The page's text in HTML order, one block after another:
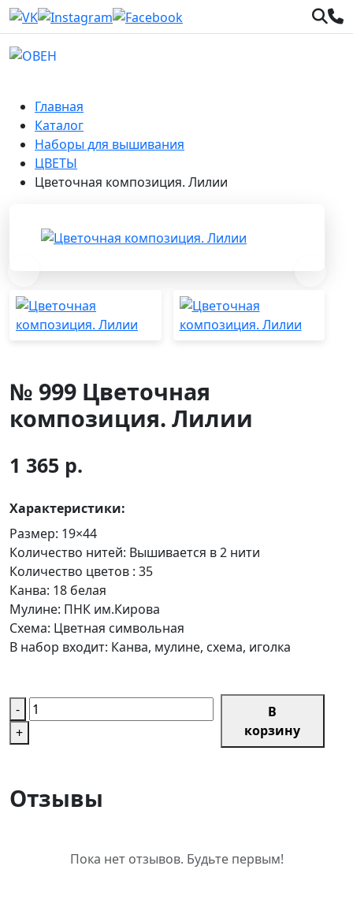
Главная
Каталог
Наборы для вышивания
ЦВЕТЫ
Цветочная композиция. Лилии
№ 999 Цветочная
композиция. Лилии
1 365 р.
Характеристики:
Размер: 19×44
Количество нитей: Вышивается в 2 нити
Количество цветов : 35
Канва: 18 белая
Мулине: ПНК им.Кирова
Схема: Цветная символьная
В набор входит: Канва, мулине, схема, иголка
-
+
В
корзину
Отзывы
Пока нет отзывов. Будьте первым!